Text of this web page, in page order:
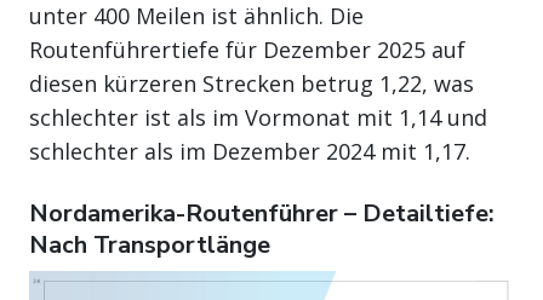
unter 400 Meilen ist ähnlich. Die
Routenführertiefe für Dezember 2025 auf
diesen kürzeren Strecken betrug 1,22, was
schlechter ist als im Vormonat mit 1,14 und
schlechter als im Dezember 2024 mit 1,17.
Nordamerika-Routenführer – Detailtiefe:
Nach Transportlänge